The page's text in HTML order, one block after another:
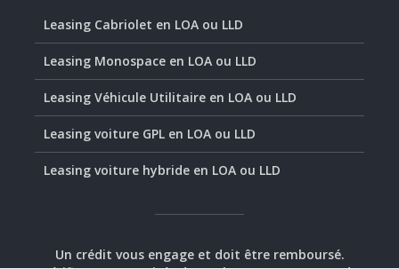
Leasing Cabriolet en LOA ou LLD
Leasing Monospace en LOA ou LLD
Leasing Véhicule Utilitaire en LOA ou LLD
Leasing voiture GPL en LOA ou LLD
Leasing voiture hybride en LOA ou LLD
Un crédit vous engage et doit être remboursé.